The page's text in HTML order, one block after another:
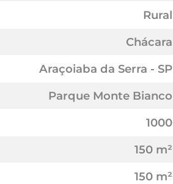
Rural
Chácara
Araçoiaba da Serra - SP
Parque Monte Bianco
1000
150 m²
150 m²